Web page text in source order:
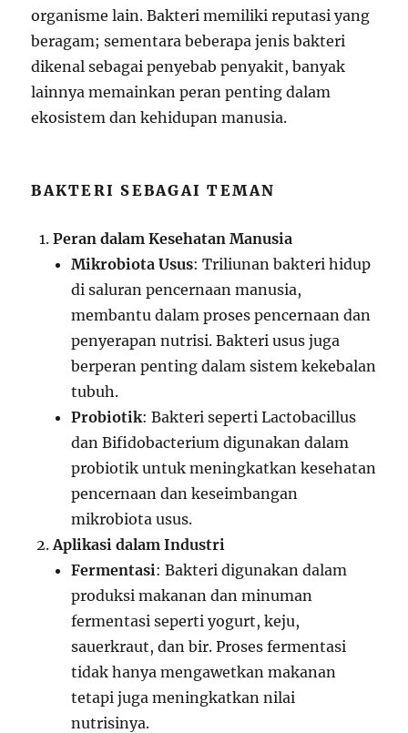
organisme lain. Bakteri memiliki reputasi yang
beragam; sementara beberapa jenis bakteri
dikenal sebagai penyebab penyakit, banyak
lainnya memainkan peran penting dalam
ekosistem dan kehidupan manusia.
BAKTERI SEBAGAI TEMAN
Peran dalam Kesehatan Manusia
Mikrobiota Usus: Triliunan bakteri hidup
di saluran pencernaan manusia,
membantu dalam proses pencernaan dan
penyerapan nutrisi. Bakteri usus juga
berperan penting dalam sistem kekebalan
tubuh.
Probiotik: Bakteri seperti Lactobacillus
dan Bifidobacterium digunakan dalam
probiotik untuk meningkatkan kesehatan
pencernaan dan keseimbangan
mikrobiota usus.
Aplikasi dalam Industri
Fermentasi: Bakteri digunakan dalam
produksi makanan dan minuman
fermentasi seperti yogurt, keju,
sauerkraut, dan bir. Proses fermentasi
tidak hanya mengawetkan makanan
tetapi juga meningkatkan nilai
nutrisinya.